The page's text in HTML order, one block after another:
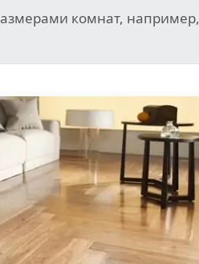
комнат, например,